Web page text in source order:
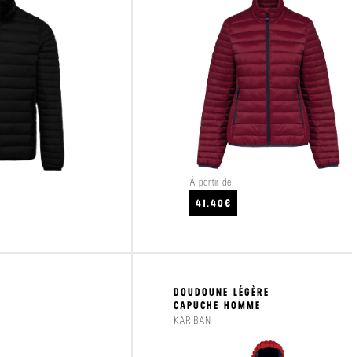
VOIR LE PRODUIT
À partir de
41.40€
DOUDOUNE LÉGÈRE
CAPUCHE HOMME
KARIBAN